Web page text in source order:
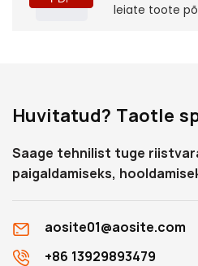
leiate toote
aitavad teil
Huvitatud? Taotle
Saage tehnilist tuge
paigaldamiseks,
aosite01@aosite.com
+86 13929893479